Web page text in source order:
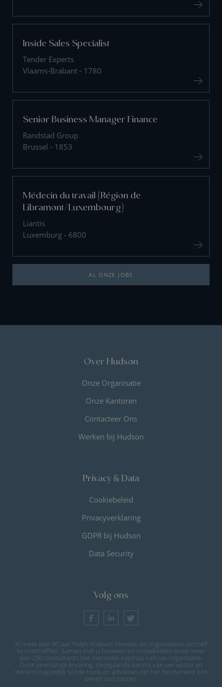
Inside Sales Specialist
Tender Experts
Vlaams-Brabant - 1780
Senior Business Manager Finance
Randstad Group
Brussel - 1853
Médecin du travail (Région de
Libramont/Luxembourg)
Liantis
Luxemburg - 6800
AL ONZE JOBS
Over Hudson
Onze Organisatie
Onze Kantoren
Contacteer Ons
Werken bij Hudson
Privacy & Data
Cookiebeleid
Privacyverklaring
GDPR bij Hudson
Data Security
Volg ons
Al meer dan 40 jaar helpt Hudson mensen en organisaties zichzelf
te overtreffen. Samen met u bouwen en ontwikkelen onze meer
dan 250 consultants het menselijk kapitaal van uw organisatie.
Onze jarenlange ervaring, diepgaande kennis van uw sector en
wetenschappelijk solide tools en adviezen zijn het fundament van
uw en ons succes.